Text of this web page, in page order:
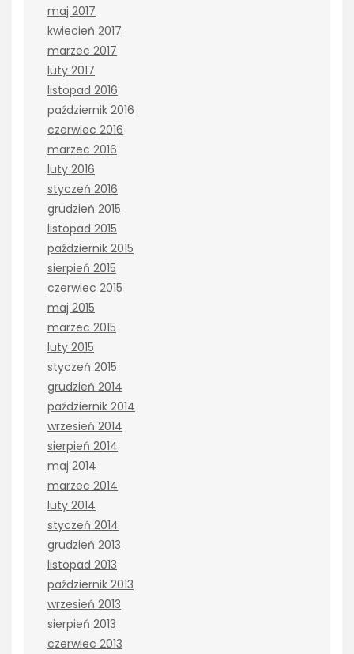
maj 2017
kwiecień 2017
marzec 2017
luty 2017
listopad 2016
październik 2016
czerwiec 2016
marzec 2016
luty 2016
styczeń 2016
grudzień 2015
listopad 2015
październik 2015
sierpień 2015
czerwiec 2015
maj 2015
marzec 2015
luty 2015
styczeń 2015
grudzień 2014
październik 2014
wrzesień 2014
sierpień 2014
maj 2014
marzec 2014
luty 2014
styczeń 2014
grudzień 2013
listopad 2013
październik 2013
wrzesień 2013
sierpień 2013
czerwiec 2013